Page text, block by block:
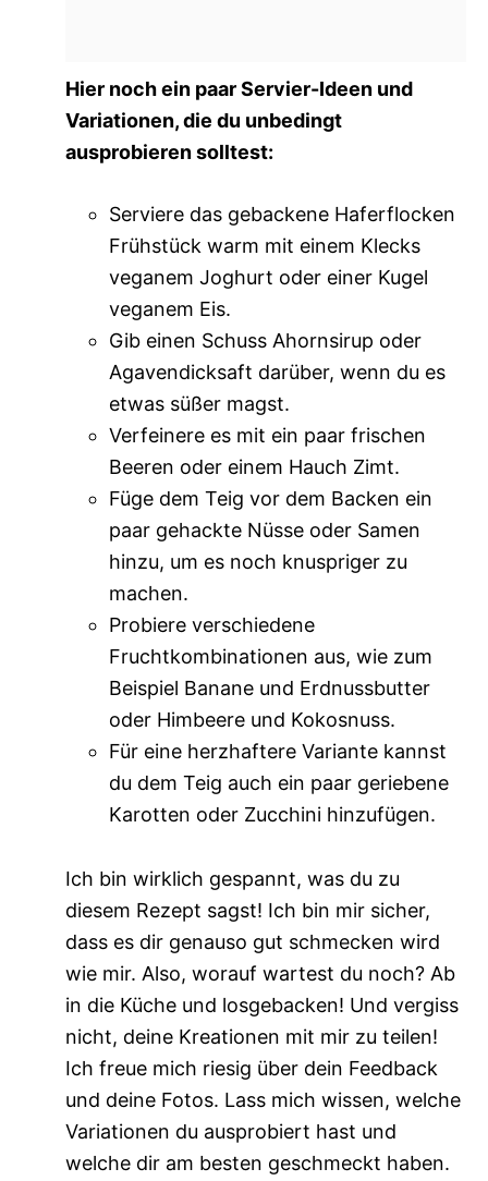
Hier noch ein paar Servier-Ideen und
Variationen, die du unbedingt
ausprobieren solltest:
Serviere das gebackene Haferflocken
Frühstück warm mit einem Klecks
veganem Joghurt oder einer Kugel
veganem Eis.
Gib einen Schuss Ahornsirup oder
Agavendicksaft darüber, wenn du es
etwas süßer magst.
Verfeinere es mit ein paar frischen
Beeren oder einem Hauch Zimt.
Füge dem Teig vor dem Backen ein
paar gehackte Nüsse oder Samen
hinzu, um es noch knuspriger zu
machen.
Probiere verschiedene
Fruchtkombinationen aus, wie zum
Beispiel Banane und Erdnussbutter
oder Himbeere und Kokosnuss.
Für eine herzhaftere Variante kannst
du dem Teig auch ein paar geriebene
Karotten oder Zucchini hinzufügen.
Ich bin wirklich gespannt, was du zu
diesem Rezept sagst! Ich bin mir sicher,
dass es dir genauso gut schmecken wird
wie mir. Also, worauf wartest du noch? Ab
in die Küche und losgebacken! Und vergiss
nicht, deine Kreationen mit mir zu teilen!
Ich freue mich riesig über dein Feedback
und deine Fotos. Lass mich wissen, welche
Variationen du ausprobiert hast und
welche dir am besten geschmeckt haben.